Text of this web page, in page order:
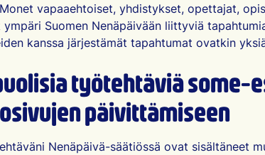
vapaaehtoiset, yhdistykset, opettajat,
ympäri Suomen Nenäpäivään liittyviä
kanssa järjestämät tapahtumat ovatkin
työtehtäviä some-
päivittämiseen
Nenäpäivä-säätiössä ovat sisältäneet